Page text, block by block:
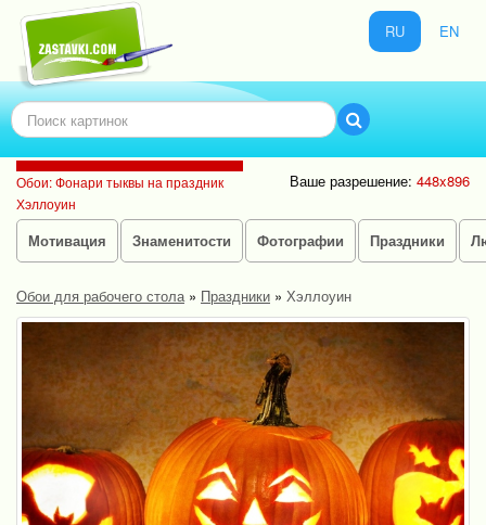
RU EN
Обои: Фонари тыквы на праздник
Хэллоуин
Ваше разрешение: 448x896
Мотивация Знаменитости Фотографии Праздники
Обои для рабочего стола» Праздники » Хэллоуин